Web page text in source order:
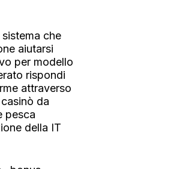
che
aiutarsi
per modello
rispondi
attraverso
da
pesca
della IT